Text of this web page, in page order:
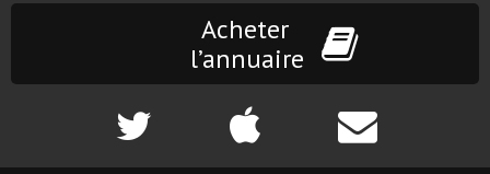
Acheter
l’annuaire